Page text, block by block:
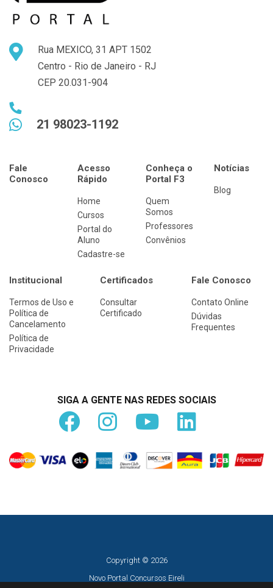
Rua MEXICO, 31 APT 1502
Centro - Rio de Janeiro - RJ
CEP 20.031-904
21 98023-1192
Fale
Conosco
Acesso
Rápido
Home
Cursos
Portal do
Aluno
Cadastre-se
Conheça o
Portal F3
Quem
Somos
Professores
Convênios
Notícias
Blog
Institucional
Termos de Uso e
Política de
Cancelamento
Política de
Privacidade
Certificados
Consultar
Certificado
Fale Conosco
Contato Online
Dúvidas
Frequentes
SIGA A GENTE NAS REDES SOCIAIS
Copyright © 2026
Novo Portal Concursos Eireli